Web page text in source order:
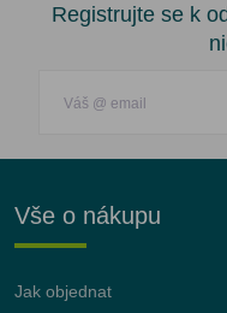
Registrujte se k
Vše o nákupu
Jak objednat